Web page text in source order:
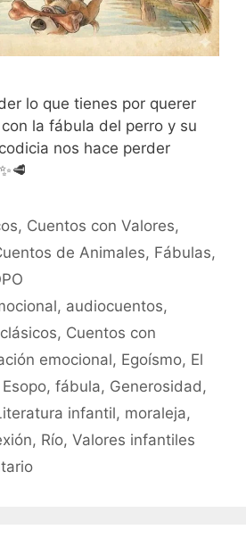
lo que tienes por querer
la fábula del perro y su
nos hace perder
, Cuentos con Valores,
de Animales, Fábulas,
, audiocuentos,
, Cuentos con
emocional, Egoísmo, El
Esopo, fábula, Generosidad ,
infantil, moraleja,
, Río, Valores infantiles